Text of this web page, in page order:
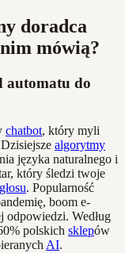
doradca
mówią?
automatu do
chatbot, który myli
algorytmy
języka naturalnego i
który śledzi twoje
. Popularność
boom e-
odpowiedzi. Według
polskich sklepów
AI.